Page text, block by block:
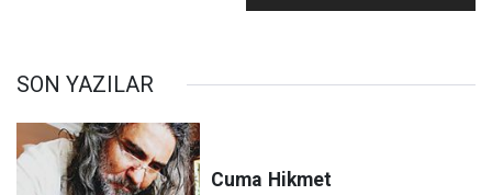
Sorularınızı Yanıtlıyor
SON YAZILAR
Cuma Hikmet